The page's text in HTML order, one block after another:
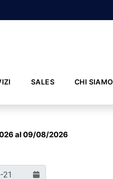
SALES CHI SIAMO
al 09/08/2026